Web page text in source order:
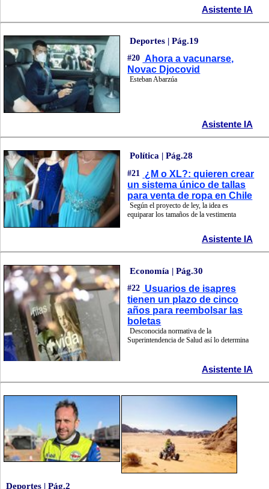
Asistente IA
Deportes | Pág.19
#20 Ahora a vacunarse,
Novac Djocovid
Esteban Abarzúa
Asistente IA
Política | Pág.28
#21
¿M o XL?: quieren crear
un sistema único de tallas
para venta de ropa en Chile
Según el proyecto de ley, la idea es
equiparar los tamaños de la vestimenta
Asistente IA
Economía | Pág.30
#22 Usuarios de isapres
tienen un plazo de cinco
años para reembolsar las
boletas
Desconocida normativa de la
Superintendencia de Salud así lo determina
Asistente IA
Deportes | Pág.2